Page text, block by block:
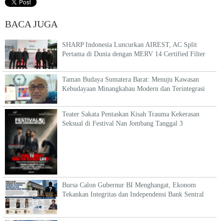
BACA JUGA
SHARP Indonesia Luncurkan AIREST, AC Split
Pertama di Dunia dengan MERV 14 Certified Filter
Taman Budaya Sumatera Barat: Menuju Kawasan
Kebudayaan Minangkabau Modern dan Terintegrasi
Teater Sakata Pentaskan Kisah Trauma Kekerasan
Seksual di Festival Nan Jombang Tanggal 3
Bursa Calon Gubernur BI Menghangat, Ekonom
Tekankan Integritas dan Independensi Bank Sentral